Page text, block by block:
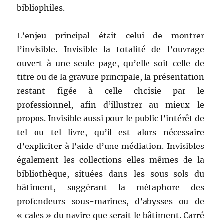
bibliophiles.
L’enjeu principal était celui de montrer
l’invisible. Invisible la totalité de l’ouvrage
ouvert à une seule page, qu’elle soit celle de
titre ou de la gravure principale, la présentation
restant figée à celle choisie par le
professionnel, afin d’illustrer au mieux le
propos. Invisible aussi pour le public l’intérêt de
tel ou tel livre, qu’il est alors nécessaire
d’expliciter à l’aide d’une médiation. Invisibles
également les collections elles-mêmes de la
bibliothèque, situées dans les sous-sols du
bâtiment, suggérant la métaphore des
profondeurs sous-marines, d’abysses ou de
« cales » du navire que serait le bâtiment. Carré